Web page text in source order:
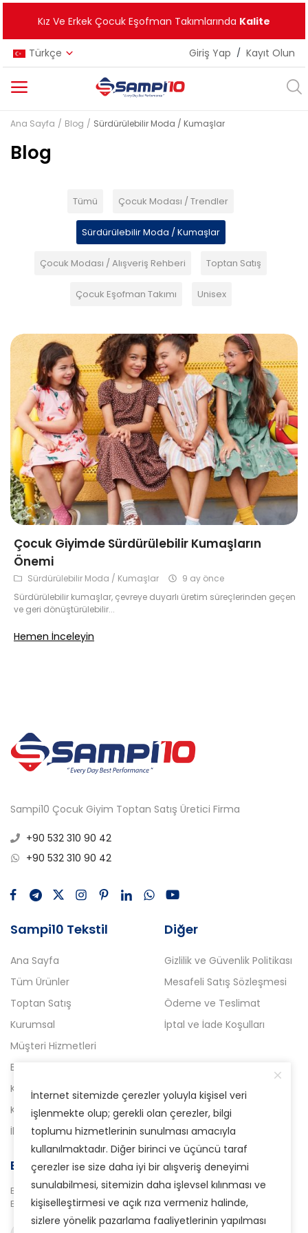
Kız Ve Erkek Çocuk Eşofman Takımlarında Kalite
Türkçe Giriş Yap / Kayıt Olun
Kategoriler
Ana Menü
Tüm Ürünler
Ana Sayfa Blog Sürdürülebilir Moda / Kumaşlar
Blog
Tümü Çocuk Modası / Trendler
Sürdürülebilir Moda / Kumaşlar
Çocuk Modası / Alışveriş Rehberi Toptan Satış
Çocuk Eşofman Takımı Unisex
Çocuk Giyimde Sürdürülebilir Kumaşların
Önemi
Sürdürülebilir Moda / Kumaşlar
9 ay önce
Sürdürülebilir kumaşlar, çevreye duyarlı üretim süreçlerinden geçen
ve geri dönüştürülebilir...
Hemen İnceleyin
Sampi10 Çocuk Giyim Toptan Satış Üretici Firma
+90 532 310 90 42
+90 532 310 90 42
Sampi10 Tekstil
Ana Sayfa
Tüm Ürünler
Toptan Satış
Kurumsal
Müşteri Hizmetleri
Blog
Kampanyalı Ürünler
Kataloglar
İletişim
Diğer
Gizlilik ve Güvenlik Politikası
Mesafeli Satış Sözleşmesi
Ödeme ve Teslimat
İptal ve İade Koşulları
E-Bülten Aboneliği
Bizden haberdar olmak için
E-Bülten sistemimize abone olabilirsiniz.
İnternet sitemizde çerezler yoluyla kişisel veri
işlenmekte olup; gerekli olan çerezler, bilgi
toplumu hizmetlerinin sunulması amacıyla
kullanılmaktadır. Diğer birinci ve üçüncü taraf
çerezler ise size daha iyi bir alışveriş deneyimi
sunulabilmesi, sitemizin daha işlevsel kılınması ve
kişiselleştirmesi ve açık rıza vermeniz halinde,
sizlere yönelik pazarlama faaliyetlerinin yapılması